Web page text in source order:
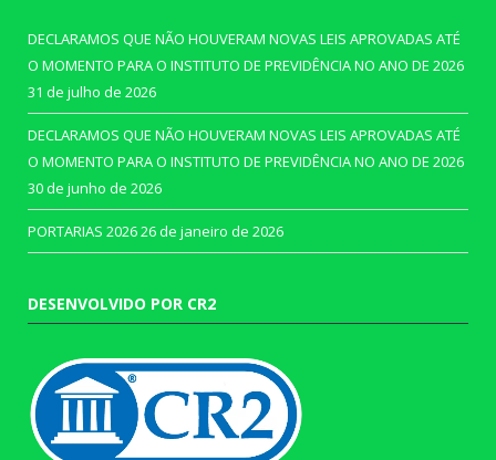
DECLARAMOS QUE NÃO HOUVERAM NOVAS LEIS APROVADAS ATÉ
O MOMENTO PARA O INSTITUTO DE PREVIDÊNCIA NO ANO DE 2026
31 de julho de 2026
DECLARAMOS QUE NÃO HOUVERAM NOVAS LEIS APROVADAS ATÉ
O MOMENTO PARA O INSTITUTO DE PREVIDÊNCIA NO ANO DE 2026
30 de junho de 2026
PORTARIAS 202626 de janeiro de 2026
DESENVOLVIDO POR CR2